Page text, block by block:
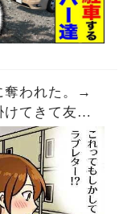
奪われた。→
てきて友人